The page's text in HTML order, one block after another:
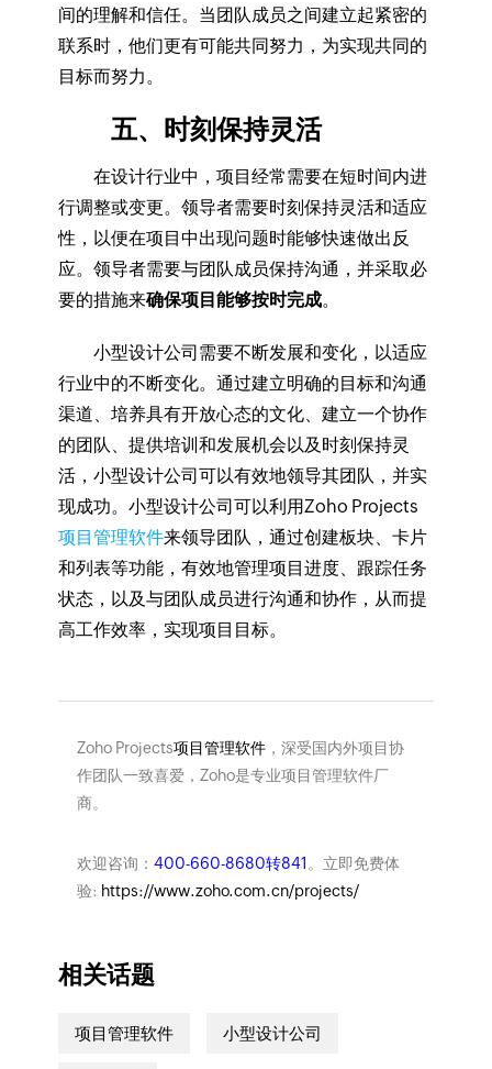
间的理解和信任。当团队成员之间建立起紧密的
联系时，他们更有可能共同努力，为实现共同的
目标而努力。
五、时刻保持灵活
在设计行业中，项目经常需要在短时间内进
行调整或变更。领导者需要时刻保持灵活和适应
性，以便在项目中出现问题时能够快速做出反
应。领导者需要与团队成员保持沟通，并采取必
要的措施来确保项目能够按时完成。
小型设计公司需要不断发展和变化，以适应
行业中的不断变化。通过建立明确的目标和沟通
渠道、培养具有开放心态的文化、建立一个协作
的团队、提供培训和发展机会以及时刻保持灵
活，小型设计公司可以有效地领导其团队，并实
现成功。小型设计公司可以利用Zoho Projects
项目管理软件来领导团队，通过创建板块、卡片
和列表等功能，有效地管理项目进度、跟踪任务
状态，以及与团队成员进行沟通和协作，从而提
高工作效率，实现项目目标。
Zoho Projects项目管理软件，深受国内外项目协
作团队一致喜爱，Zoho是专业项目管理软件厂
商。
欢迎咨询： 400-660-8680转841 。立即免费体
验: https://www.zoho.com.cn/projects/
相关话题
项目管理软件 小型设计公司